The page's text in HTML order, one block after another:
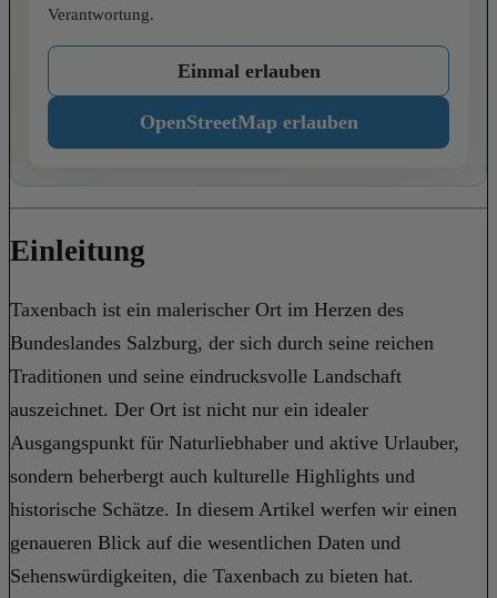
Verantwortung.
Einmal erlauben
OpenStreetMap erlauben
Einleitung
Taxenbach ist ein malerischer Ort im Herzen des
Bundeslandes Salzburg, der sich durch seine reichen
Traditionen und seine eindrucksvolle Landschaft
auszeichnet. Der Ort ist nicht nur ein idealer
Ausgangspunkt für Naturliebhaber und aktive Urlauber,
sondern beherbergt auch kulturelle Highlights und
historische Schätze. In diesem Artikel werfen wir einen
genaueren Blick auf die wesentlichen Daten und
Sehenswürdigkeiten, die Taxenbach zu bieten hat.